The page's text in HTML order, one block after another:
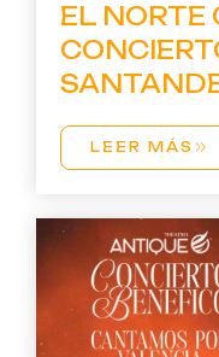
EL NORTE
LEER MÁS